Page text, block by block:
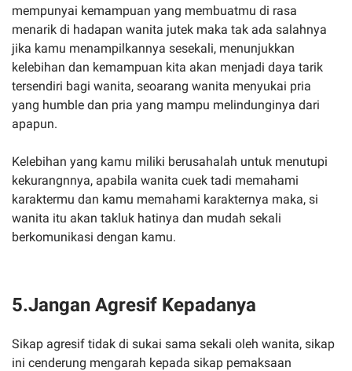
mempunyai kemampuan yang membuatmu di rasa
menarik di hadapan wanita jutek maka tak ada salahnya
jika kamu menampilkannya sesekali, menunjukkan
kelebihan dan kemampuan kita akan menjadi daya tarik
tersendiri bagi wanita, seoarang wanita menyukai pria
yang humble dan pria yang mampu melindunginya dari
apapun.
Kelebihan yang kamu miliki berusahalah untuk menutupi
kekurangnnya, apabila wanita cuek tadi memahami
karaktermu dan kamu memahami karakternya maka, si
wanita itu akan takluk hatinya dan mudah sekali
berkomunikasi dengan kamu.
5.Jangan Agresif Kepadanya
Sikap agresif tidak di sukai sama sekali oleh wanita, sikap
ini cenderung mengarah kepada sikap pemaksaan